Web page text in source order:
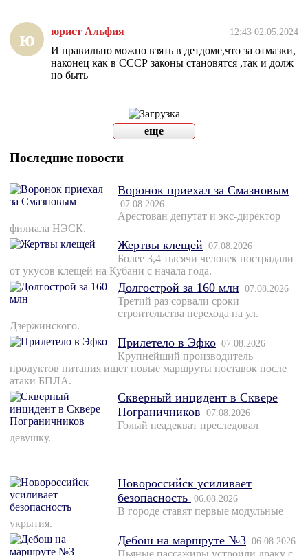
ю юрист Альфия 12:43 02.05.2024
И правильно можно взять в детдоме,что за отмазки,
наконец как в СССР законы становятся ,так и долж
но быть
еще
Последние новости
Воронок приехал за Смазновым
07.08.2026
Арестован депутат и экс-директор
филиала НЭСК.
Жертвы клещей 07.08.2026
Более 3,4 тысячи человек пострадали
от укусов клещей на Кубани с начала года.
Долгострой за 160 млн 07.08.2026
Третий раз сорвали сроки
строительства перехода на ул.
Дзержинского.
Прилетело в Эфко 07.08.2026
Крупнейший производитель
продуктов питания ищет новые маршруты поставок после
атаки БПЛА.
Скверный инцидент в Сквере
Пограничников 07.08.2026
Голый неадекват преследовал
девушку.
Новороссийск усиливает
безопасность 06.08.2026
В городе ставят первые модульные
укрытия.
Дебош на маршруте №3 06.08.2026